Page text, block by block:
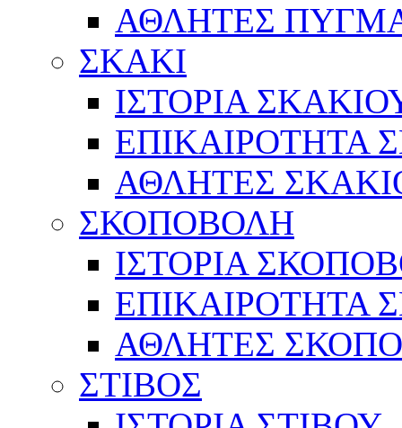
ΑΘΛΗΤΕΣ
ΣΚΑΚΙ
ΙΣΤΟΡΙΑ
ΕΠΙΚΑΙΡΟΤΗΤΑ
ΑΘΛΗΤΕΣ
ΣΚΟΠΟΒΟΛΗ
ΙΣΤΟΡΙΑ
ΕΠΙΚΑΙΡΟΤΗΤΑ
ΑΘΛΗΤΕΣ
ΣΤΙΒΟΣ